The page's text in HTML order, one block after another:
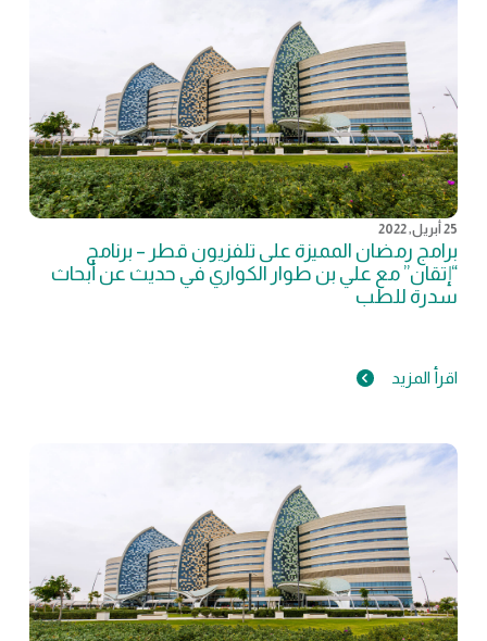
25 أبريل, 2022
برامج رمضان المميزة على تلفزيون قطر – برنامج
“إتقان” مع علي بن طوار الكواري في حديث عن أبحاث
سدرة للطب
اقرأ المزيد